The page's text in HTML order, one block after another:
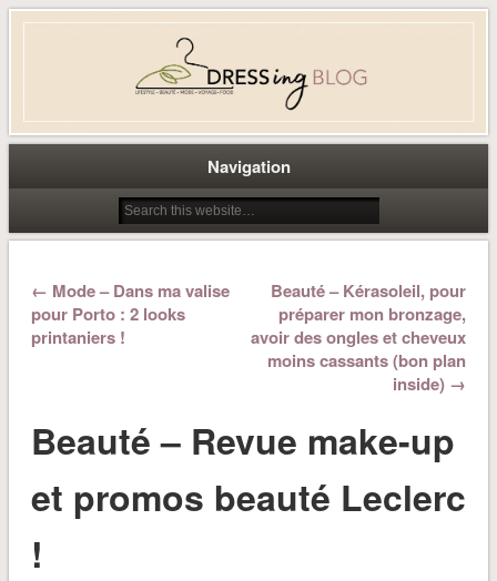
Dress-ing – Blog lifestyle beauté
mode à Caen
Navigation
← Mode – Dans ma valise
pour Porto : 2 looks
printaniers !
Beauté – Kérasoleil, pour
préparer mon bronzage,
avoir des ongles et cheveux
moins cassants (bon plan
inside) →
Beauté – Revue make-up
et promos beauté Leclerc
!